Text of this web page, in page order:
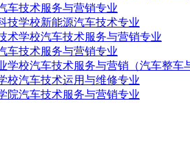
车技术服务与营销专业
技学校新能源汽车技术专业
术学校汽车技术服务与营销专业
车技术服务与营销专业
学校汽车技术服务与营销（汽车整车
校汽车技术运用与维修专业
院汽车技术服务与营销专业